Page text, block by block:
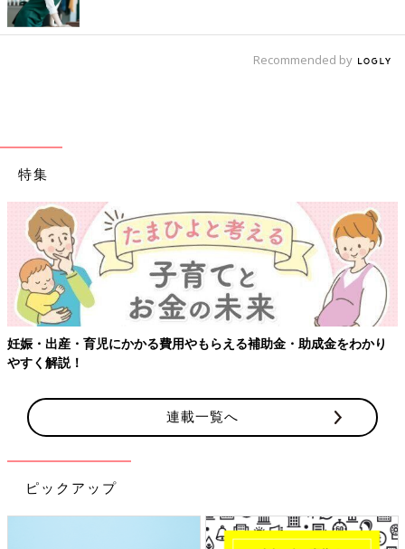
Recommended by
特集
妊娠・出産・育児にかかる費用やもらえる補助金・助成金をわかり
やすく解説！
連載一覧へ
ピックアップ